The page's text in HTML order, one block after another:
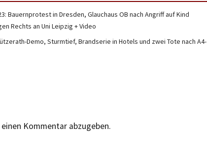
Bauernprotest in Dresden, Glauchaus OB nach Angriff auf Kind
Rechts an Uni Leipzig + Video
Demo, Sturmtief, Brandserie in Hotels und zwei Tote nach A4-
Kommentar abzugeben.